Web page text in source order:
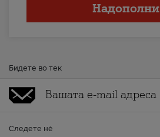
Надополни
Бидете во тек
Следете нè